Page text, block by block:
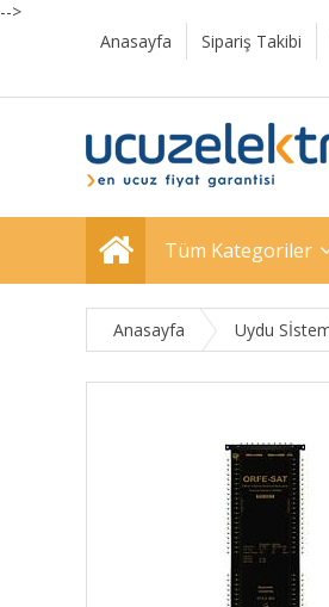
-->
Anasayfa
Sipariş Takibi
Tüm Kategoriler
Anasayfa Uydu